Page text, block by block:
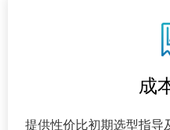
成
提供性价比初期选型指导